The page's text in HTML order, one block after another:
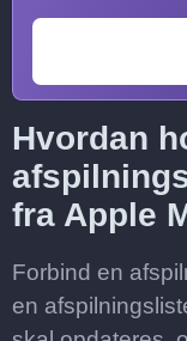
Hvordan
fra Apple
Forbind en
en